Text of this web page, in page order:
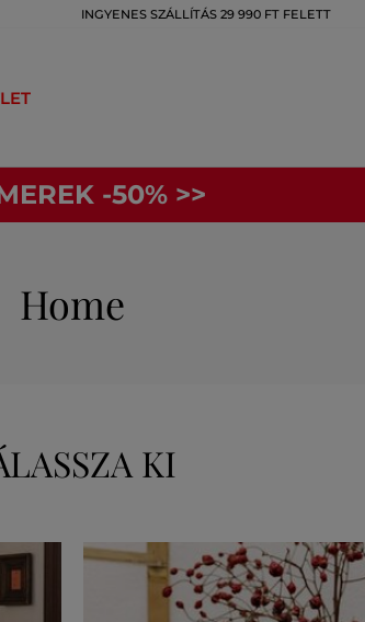
INGYENES SZÁLLÍTÁS 29 990 FT FELETT
-50% >>
Home
KI